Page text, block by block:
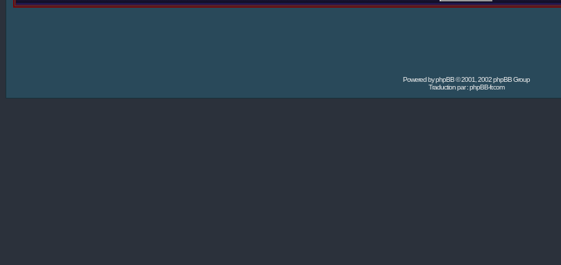
Powered byphpBB© 2001, 2002 phpBB Group
Traduction par :phpBB-fr.com